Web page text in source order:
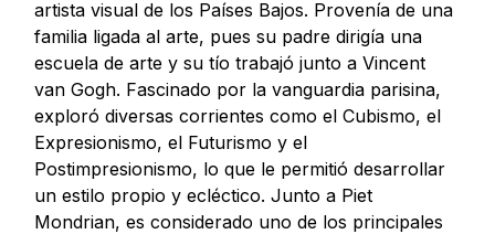
artista visual de los Países Bajos. Provenía de una
familia ligada al arte, pues su padre dirigía una
escuela de arte y su tío trabajó junto a Vincent
van Gogh. Fascinado por la vanguardia parisina,
exploró diversas corrientes como el Cubismo, el
Expresionismo, el Futurismo y el
Postimpresionismo, lo que le permitió desarrollar
un estilo propio y ecléctico. Junto a Piet
Mondrian, es considerado uno de los principales